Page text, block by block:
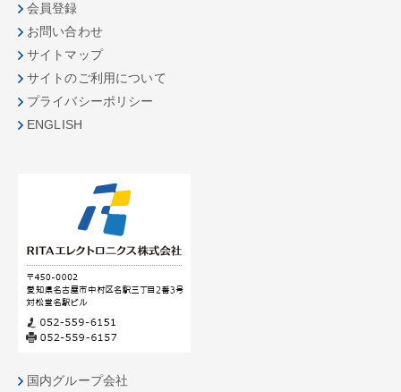
国内グループ会社
会員登録
お問い合わせ
サイトマップ
サイトのご利用について
プライバシーポリシー
ENGLISH